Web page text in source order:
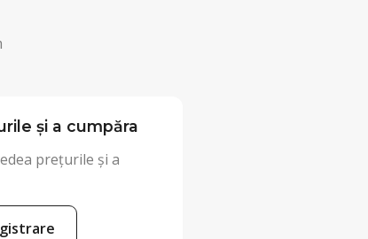
și a cumpăra
prețurile și a